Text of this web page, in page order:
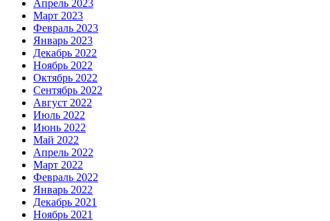
Апрель 2023
Март 2023
Февраль 2023
Январь 2023
Декабрь 2022
Ноябрь 2022
Октябрь 2022
Сентябрь 2022
Август 2022
Июль 2022
Июнь 2022
Май 2022
Апрель 2022
Март 2022
Февраль 2022
Январь 2022
Декабрь 2021
Ноябрь 2021